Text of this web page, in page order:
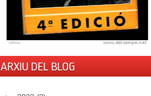
ARXIU DEL BLOG